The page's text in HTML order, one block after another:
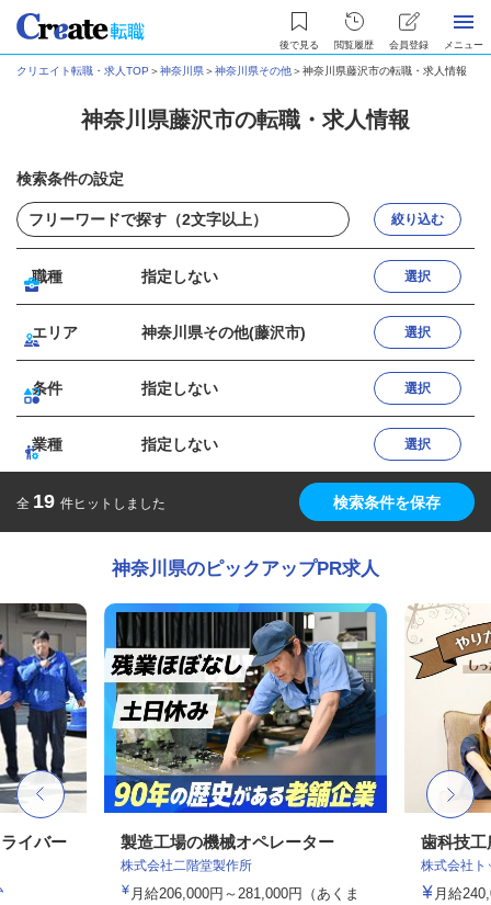
後で見る 閲覧履歴 会員登録 メニュー
クリエイト転職・求人TOP ＞神奈川県＞神奈川県その他＞神奈川県藤沢市の転職・求人情報
神奈川県藤沢市の転職・求人情報
検索条件の設定
絞り込む
職種 指定しない 選択
エリア 神奈川県その他(藤沢市) 選択
条件 指定しない 選択
業種 指定しない 選択
全 19 件ヒットしました 検索条件を保存
神奈川県のピックアップPR求人
イバー 製造工場の機械オペレーター
株式会社二階堂製作所
月給206,000円～281,000円（あくま
歯科技工
株式会社ト
月給